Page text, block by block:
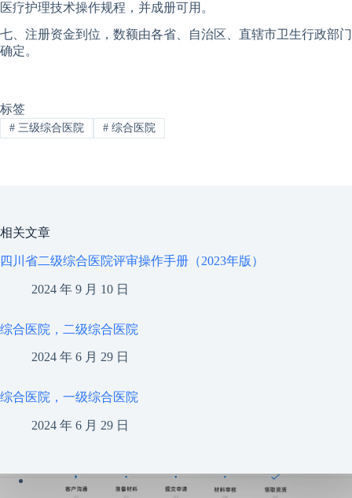
医疗护理技术操作规程，并成册可用。
七、注册资金到位，数额由各省、自治区、直辖市卫生行政部门
确定。
标签
#三级综合医院 #综合医院
相关文章
四川省二级综合医院评审操作手册（2023年版）
2024 年 9 月 10 日
综合医院，二级综合医院
2024 年 6 月 29 日
综合医院，一级综合医院
2024 年 6 月 29 日